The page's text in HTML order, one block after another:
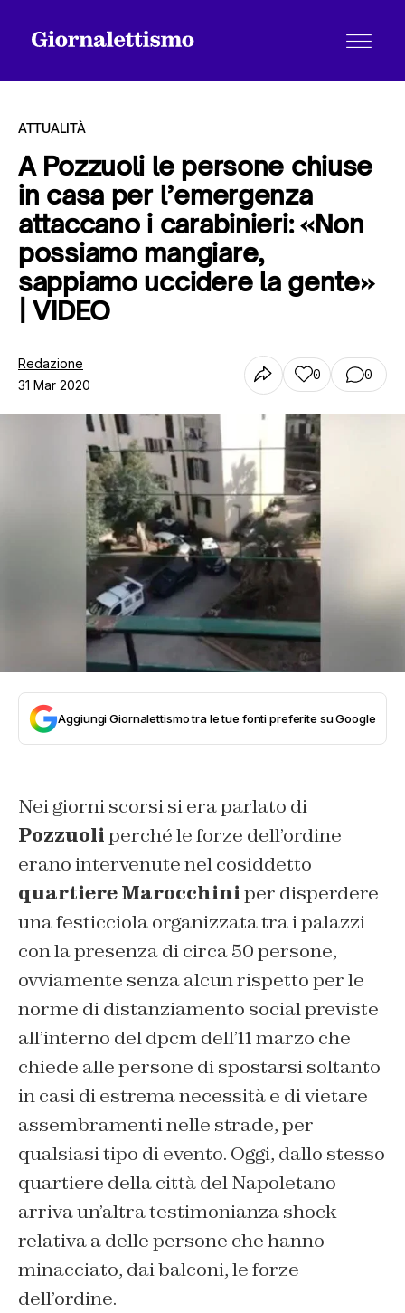
Tutti gli articoli
Chi siamo
ATTUALITÀ
A Pozzuoli le persone chiuse
in casa per l’emergenza
attaccano i carabinieri: «Non
possiamo mangiare,
sappiamo uccidere la gente»
| VIDEO
Redazione
31 Mar 2020
0 0
Aggiungi Giornalettismo tra le tue fonti preferite su Google
Nei giorni scorsi si era parlato di
Pozzuoliperché le forze dell’ordine
erano intervenute nel cosiddetto
quartiere Marocchiniper disperdere
una festicciola organizzata tra i palazzi
con la presenza di circa 50 persone,
ovviamente senza alcun rispetto per le
norme di distanziamento social previste
all’interno del dpcm dell’11 marzo che
chiede alle persone di spostarsi soltanto
in casi di estrema necessità e di vietare
assembramenti nelle strade, per
qualsiasi tipo di evento. Oggi, dallo stesso
quartiere della città del Napoletano
arriva un’altra testimonianza shock
relativa a delle persone che hanno
minacciato, dai balconi, le forze
dell’ordine.